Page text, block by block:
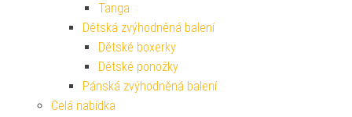
Tanga
Dětská zvýhodněná balení
Dětské boxerky
Dětské ponožky
Pánská zvýhodněná balení
Celá nabídka